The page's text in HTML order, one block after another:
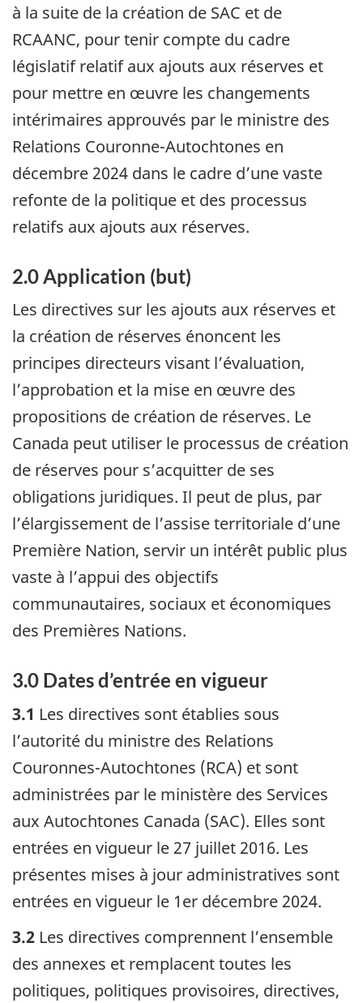
à la suite de la création de SAC et de
RCAANC, pour tenir compte du cadre
législatif relatif aux ajouts aux réserves et
pour mettre en œuvre les changements
intérimaires approuvés par le ministre des
Relations Couronne-Autochtones en
décembre 2024 dans le cadre d’une vaste
refonte de la politique et des processus
relatifs aux ajouts aux réserves.
2.0 Application (but)
Les directives sur les ajouts aux réserves et
la création de réserves énoncent les
principes directeurs visant l’évaluation,
l’approbation et la mise en œuvre des
propositions de création de réserves. Le
Canada peut utiliser le processus de création
de réserves pour s’acquitter de ses
obligations juridiques. Il peut de plus, par
l’élargissement de l’assise territoriale d’une
Première Nation, servir un intérêt public plus
vaste à l’appui des objectifs
communautaires, sociaux et économiques
des Premières Nations.
3.0 Dates d’entrée en vigueur
3.1 Les directives sont établies sous
l’autorité du ministre des Relations
Couronnes-Autochtones (RCA) et sont
administrées par le ministère des Services
aux Autochtones Canada (SAC). Elles sont
entrées en vigueur le 27 juillet 2016. Les
présentes mises à jour administratives sont
entrées en vigueur le 1er décembre 2024.
3.2 Les directives comprennent l’ensemble
des annexes et remplacent toutes les
politiques, politiques provisoires, directives,